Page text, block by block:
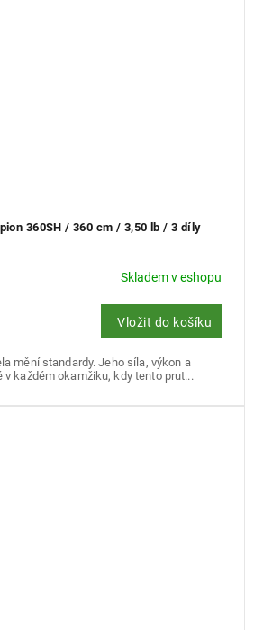
360SH / 360 cm / 3,50 lb / 3 díly
Skladem v eshopu
Vložit do košíku
mění standardy. Jeho síla, výkon a
každém okamžiku, kdy tento prut...